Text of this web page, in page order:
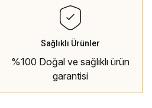
Sağlıklı Ürünler
%100 Doğal ve sağlıklı ürün
garantisi